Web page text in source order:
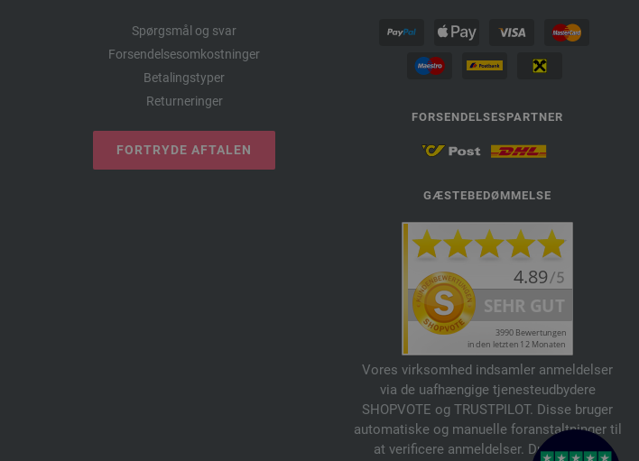
Spørgsmål og svar
Forsendelsesomkostninger
Betalingstyper
Returneringer
FORTRYDE AFTALEN
FORSENDELSESPARTNER
GÆSTEBEDØMMELSE
Vores virksomhed indsamler anmeldelser
via de uafhængige tjenesteudbydere
SHOPVOTE og TRUSTPILOT. Disse bruger
automatiske og manuelle foranstaltninger til
at verificere anmeldelser. Du kan finde